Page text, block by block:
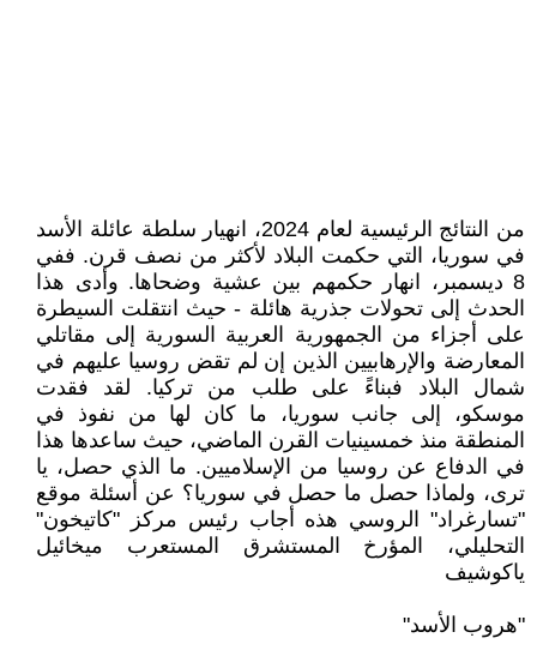
من النتائج الرئيسية لعام 2024، انهيار سلطة عائلة الأسد
في سوريا، التي حكمت البلاد لأكثر من نصف قرن. ففي
8 ديسمبر، انهار حكمهم بين عشية وضحاها. وأدى هذا
الحدث إلى تحولات جذرية هائلة - حيث انتقلت السيطرة
على أجزاء من الجمهورية العربية السورية إلى مقاتلي
المعارضة والإرهابيين الذين إن لم تقض روسيا عليهم في
شمال البلاد فبناءً على طلب من تركيا. لقد فقدت
موسكو، إلى جانب سوريا، ما كان لها من نفوذ في
المنطقة منذ خمسينيات القرن الماضي، حيث ساعدها هذا
في الدفاع عن روسيا من الإسلاميين. ما الذي حصل، يا
ترى، ولماذا حصل ما حصل في سوريا؟ عن أسئلة موقع
"تسارغراد" الروسي هذه أجاب رئيس مركز "كاتيخون"
التحليلي، المؤرخ المستشرق المستعرب ميخائيل
ياكوشيف
"هروب الأسد"